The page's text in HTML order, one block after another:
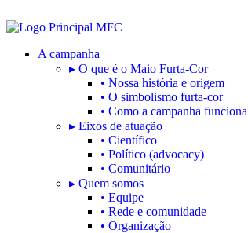
A campanha
▸ O que é o Maio Furta-Cor
• Nossa história e origem
• O simbolismo furta-cor
• Como a campanha funciona
▸ Eixos de atuação
• Científico
• Político (advocacy)
• Comunitário
▸ Quem somos
• Equipe
• Rede e comunidade
• Organização